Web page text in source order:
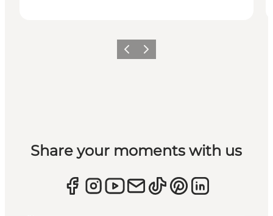
ZurückWeiter
Share your moments with us